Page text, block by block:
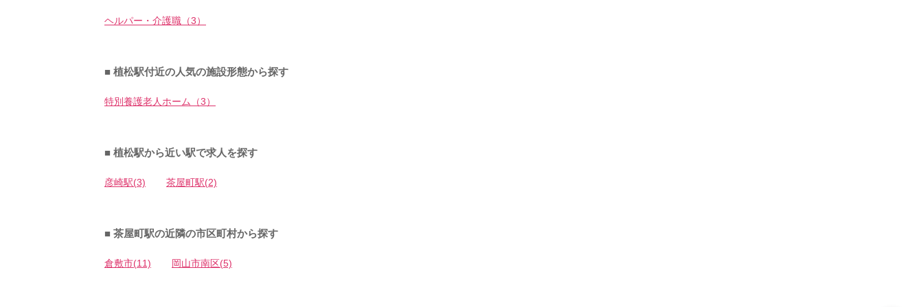
ヘルパー・介護職（3）
■ 植松駅付近の人気の施設形態から探す
特別養護老人ホーム（3）
■ 植松駅から近い駅で求人を探す
彦崎駅(3) 茶屋町駅(2)
■ 茶屋町駅の近隣の市区町村から探す
倉敷市(11) 岡山市南区(5)